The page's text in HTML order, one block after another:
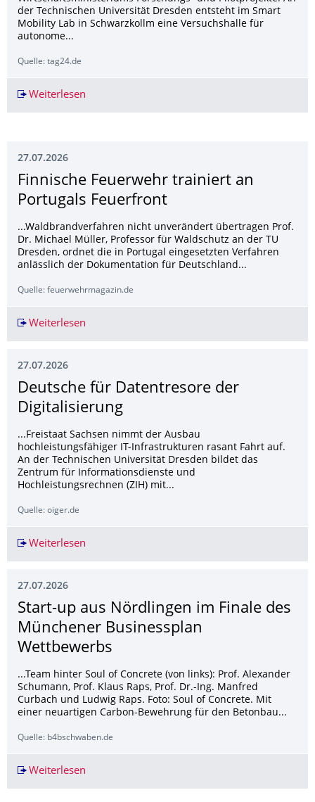
der Technischen Universität Dresden entsteht im Smart
Mobility Lab in Schwarzkollm eine Versuchshalle für
autonome...
Quelle: tag24.de
Weiterlesen
27.07.2026
Finnische Feuerwehr trainiert an
Portugals Feuerfront
...Waldbrandverfahren nicht unverändert übertragen Prof.
Dr. Michael Müller, Professor für Waldschutz an der TU
Dresden, ordnet die in Portugal eingesetzten Verfahren
anlässlich der Dokumentation für Deutschland...
Quelle: feuerwehrmagazin.de
Weiterlesen
27.07.2026
Deutsche für Datentresore der
Digitalisierung
...Freistaat Sachsen nimmt der Ausbau
hochleistungsfähiger IT-Infrastrukturen rasant Fahrt auf.
An der Technischen Universität Dresden bildet das
Zentrum für Informationsdienste und
Hochleistungsrechnen (ZIH) mit...
Quelle: oiger.de
Weiterlesen
27.07.2026
Start-up aus Nördlingen im Finale des
Münchener Businessplan
Wettbewerbs
...Team hinter Soul of Concrete (von links): Prof. Alexander
Schumann, Prof. Klaus Raps, Prof. Dr.-Ing. Manfred
Curbach und Ludwig Raps. Foto: Soul of Concrete. Mit
einer neuartigen Carbon-Bewehrung für den Betonbau...
Quelle: b4bschwaben.de
Weiterlesen